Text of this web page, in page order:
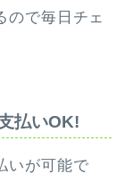
ので毎日チェ
払いOK!
いが可能で